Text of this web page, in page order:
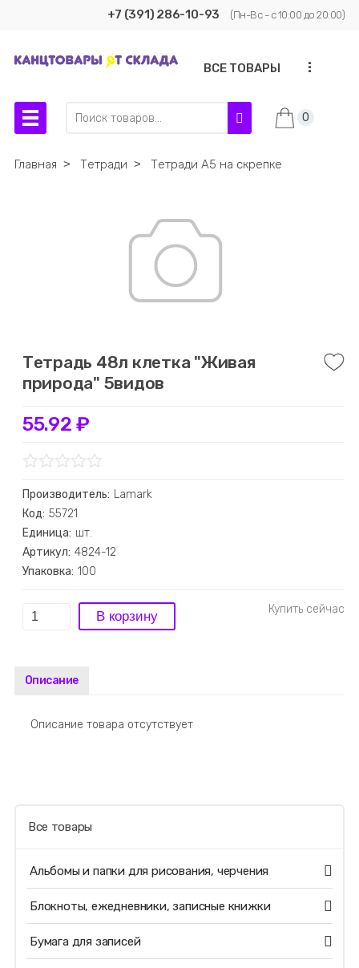
+7 (391) 286-10-93 (Пн-Вс - с 10:00 до 20:00)
ВСЕ ТОВАРЫ ...
0
Главная ˃ Тетради ˃ Тетради А5 на скрепке
Тетрадь 48л клетка "Живая
природа" 5видов
55.92 ₽
Производитель: Lamark
Код: 55721
Единица: шт.
Артикул: 4824-12
Упаковка: 100
Описание
Описание товара отсутствует
Все товары
Альбомы и папки для рисования, черчения
Блокноты, ежедневники, записные книжки
Бумага для записей